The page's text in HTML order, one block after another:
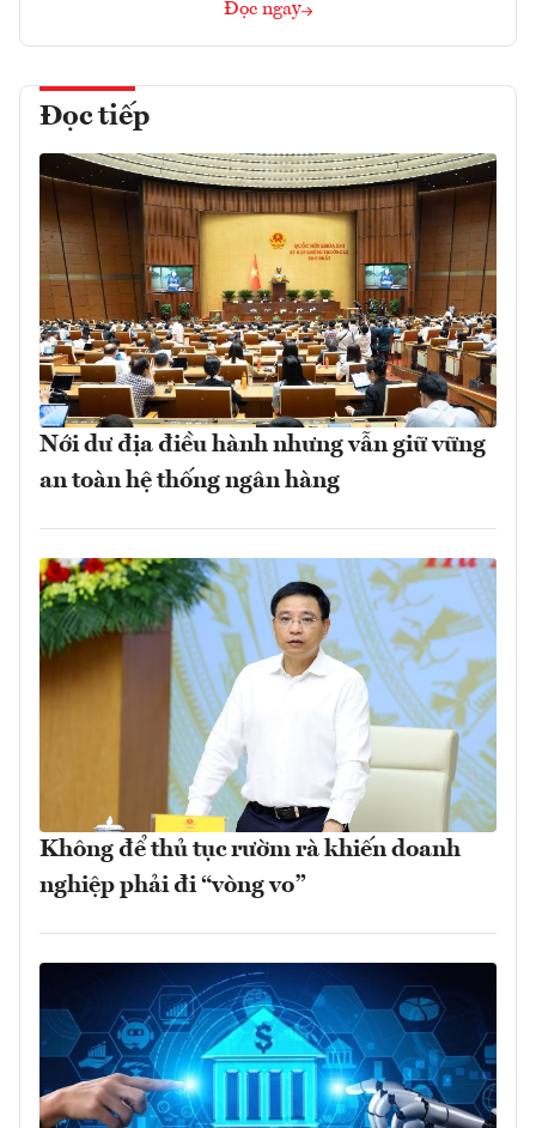
Đọc ngay
Đọc tiếp
Nới dư địa điều hành nhưng vẫn giữ vững
an toàn hệ thống ngân hàng
Không để thủ tục rườm rà khiến doanh
nghiệp phải đi “vòng vo”